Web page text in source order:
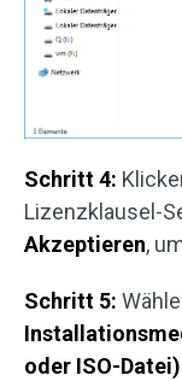
Schritt 4:
Lizenzklausel-
Akzeptieren,
Schritt 5:
oder ISO-